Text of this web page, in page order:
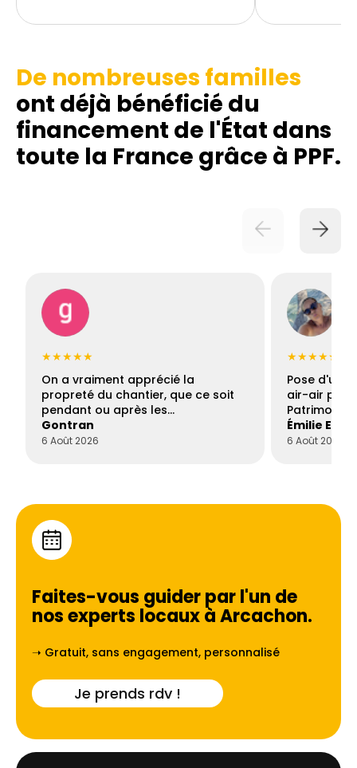
De nombreuses familles
ont déjà bénéficié du
financement de l'État dans
toute la France grâce à PPF.
★★★★★
On a vraiment apprécié la
propreté du chantier, que ce soit
pendant ou après les…
Gontran
6 Août 2026
★★★★★
Pose d'une
air-air par
Patrimoine
Émilie
6 Août 2026
Faites-vous guider par l'un de
nos experts locaux àArcachon.
➝ Gratuit, sans engagement, personnalisé
Je prends rdv !